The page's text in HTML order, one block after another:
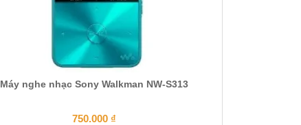
Máy nghe nhạc Sony Walkman NW-S313
750.000 ₫